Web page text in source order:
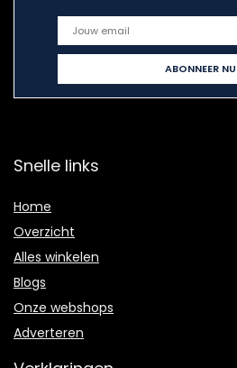
Snelle links
Home
Overzicht
Alles winkelen
Blogs
Onze webshops
Adverteren